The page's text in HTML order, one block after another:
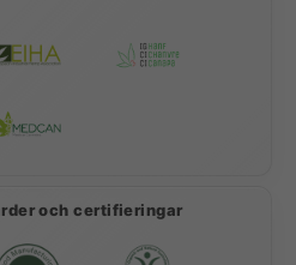
och certifieringar